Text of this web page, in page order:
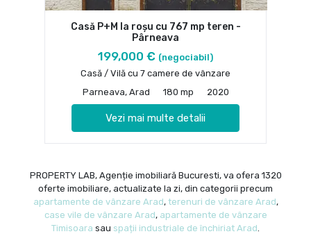
Casă P+M la roșu cu 767 mp teren -
Pârneava
199,000 € (negociabil)
Casă / Vilă cu 7 camere de vânzare
Parneava, Arad
180 mp 2020
Vezi mai multe detalii
PROPERTY LAB, Agenție imobiliară Bucuresti, va ofera 1320
oferte imobiliare, actualizate la zi, din categorii precum
apartamente de vânzare Arad, terenuri de vânzare Arad,
case vile de vânzare Arad, apartamente de vânzare
Timisoara sau spații industriale de închiriat Arad